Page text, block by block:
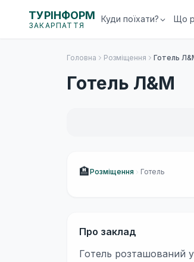
ТУРІНФОРМ
ЗАКАРПАТТЯ
Куди поїхати? Що
Головна Розміщення Готель
Готель Л&М
🏨Розміщення Готель
Про заклад
Готель розташований